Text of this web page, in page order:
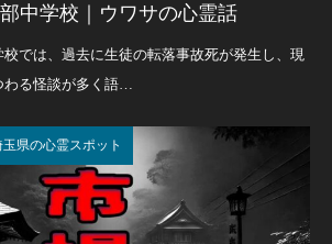
中学校｜ウワサの心霊話
では、過去に生徒の転落事故死が発生し、現
る怪談が多く語…
玉県の心霊スポット